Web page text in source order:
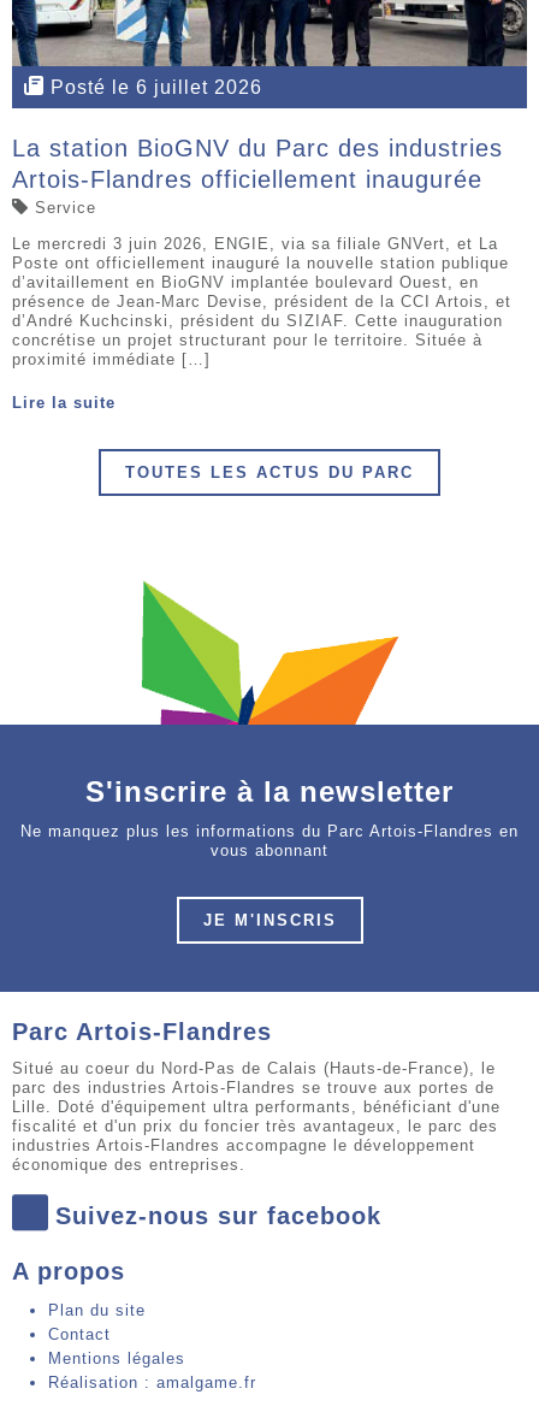
Posté le 6 juillet 2026
La station BioGNV du Parc des industries
Artois-Flandres officiellement inaugurée
Service
Le mercredi 3 juin 2026, ENGIE, via sa filiale GNVert, et La
Poste ont officiellement inauguré la nouvelle station publique
d’avitaillement en BioGNV implantée boulevard Ouest, en
présence de Jean-Marc Devise, président de la CCI Artois, et
d’André Kuchcinski, président du SIZIAF. Cette inauguration
concrétise un projet structurant pour le territoire. Située à
proximité immédiate […]
Lire la suite
TOUTES LES ACTUS DU PARC
S'inscrire à la newsletter
Ne manquez plus les informations du Parc Artois-Flandres en
vous abonnant
JE M'INSCRIS
Parc Artois-Flandres
Situé au coeur du Nord-Pas de Calais (Hauts-de-France), le
parc des industries Artois-Flandres se trouve aux portes de
Lille. Doté d'équipement ultra performants, bénéficiant d'une
fiscalité et d'un prix du foncier très avantageux, le parc des
industries Artois-Flandres accompagne le développement
économique des entreprises.
Suivez-nous sur facebook
A propos
Plan du site
Contact
Mentions légales
Réalisation : amalgame.fr